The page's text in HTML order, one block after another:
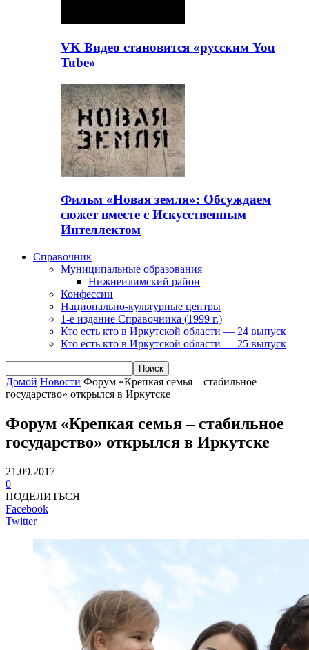
VK Видео становится «русским You
Tube»
Фильм «Новая земля»: Обсуждаем
сюжет вместе с Искусственным
Интеллектом
Справочник
Муниципальные образования
Нижнеилимский район
Конфессии
Национально-культурные центры
1-е издание Справочника (1999 г.)
Кто есть кто в Иркутской области — 24 выпуск
Кто есть кто в Иркутской области — 25 выпуск
Домой Новости Форум «Крепкая семья – стабильное
государство» открылся в Иркутске
Форум «Крепкая семья – стабильное
государство» открылся в Иркутске
21.09.2017
0
ПОДЕЛИТЬСЯ
Facebook
Twitter